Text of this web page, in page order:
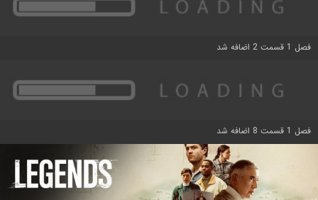
فصل 1 قسمت 2 اضافه شد
فصل 1 قسمت 8 اضافه شد